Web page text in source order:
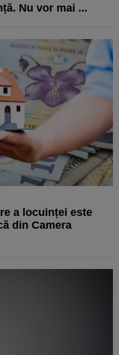
Nu vor mai ...
a locuinței este
din Camera